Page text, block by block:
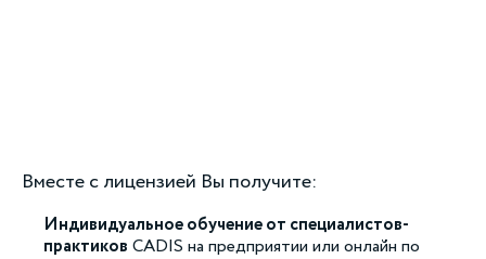
Вместе с лицензией Вы получите:
Индивидуальное обучение от специалистов-
практиков CADIS на предприятии или онлайн по